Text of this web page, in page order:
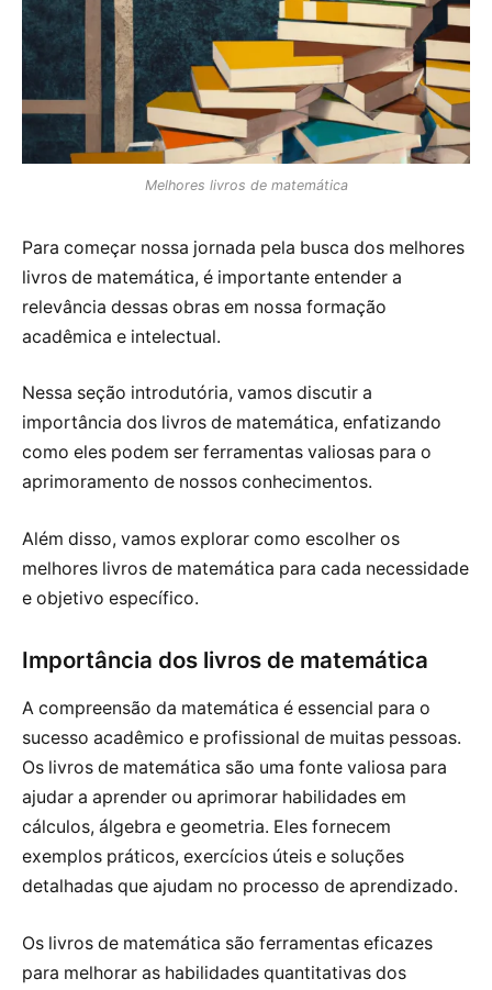
Melhores livros de matemática
Para começar nossa jornada pela busca dos melhores
livros de matemática, é importante entender a
relevância dessas obras em nossa formação
acadêmica e intelectual.
Nessa seção introdutória, vamos discutir a
importância dos livros de matemática, enfatizando
como eles podem ser ferramentas valiosas para o
aprimoramento de nossos conhecimentos.
Além disso, vamos explorar como escolher os
melhores livros de matemática para cada necessidade
e objetivo específico.
Importância dos livros de matemática
A compreensão da matemática é essencial para o
sucesso acadêmico e profissional de muitas pessoas.
Os livros de matemática são uma fonte valiosa para
ajudar a aprender ou aprimorar habilidades em
cálculos, álgebra e geometria. Eles fornecem
exemplos práticos, exercícios úteis e soluções
detalhadas que ajudam no processo de aprendizado.
Os livros de matemática são ferramentas eficazes
para melhorar as habilidades quantitativas dos